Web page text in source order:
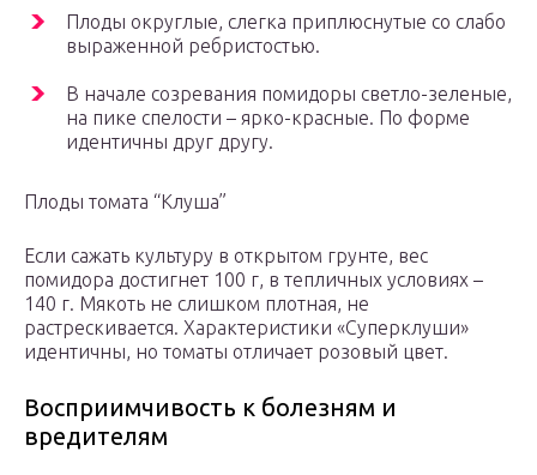
Плоды округлые, слегка приплюснутые со слабо
выраженной ребристостью.
В начале созревания помидоры светло-зеленые,
на пике спелости – ярко-красные. По форме
идентичны друг другу.
Плоды томата “Клуша”
Если сажать культуру в открытом грунте, вес
помидора достигнет 100 г, в тепличных условиях –
140 г. Мякоть не слишком плотная, не
растрескивается. Характеристики «Суперклуши»
идентичны, но томаты отличает розовый цвет.
Восприимчивость к болезням и
вредителям